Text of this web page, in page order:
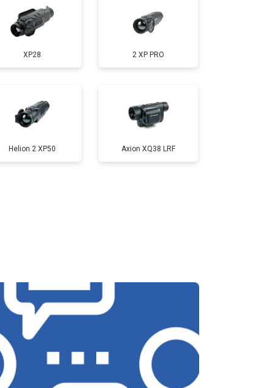
XP28 2 XP PRO
Helion 2 XP50 Axion XQ38 LRF